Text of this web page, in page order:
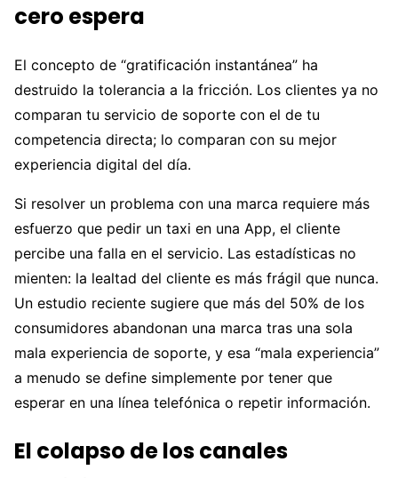
cero espera
El concepto de “gratificación instantánea” ha
destruido la tolerancia a la fricción. Los clientes ya no
comparan tu servicio de soporte con el de tu
competencia directa; lo comparan con su mejor
experiencia digital del día.
Si resolver un problema con una marca requiere más
esfuerzo que pedir un taxi en una App, el cliente
percibe una falla en el servicio. Las estadísticas no
mienten: la lealtad del cliente es más frágil que nunca.
Un estudio reciente sugiere que más del 50% de los
consumidores abandonan una marca tras una sola
mala experiencia de soporte, y esa “mala experiencia”
a menudo se define simplemente por tener que
esperar en una línea telefónica o repetir información.
El colapso de los canales